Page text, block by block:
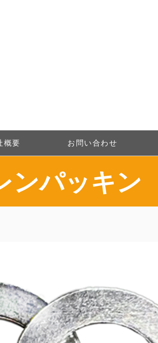
概要 お問い合わせ
ンパッキン